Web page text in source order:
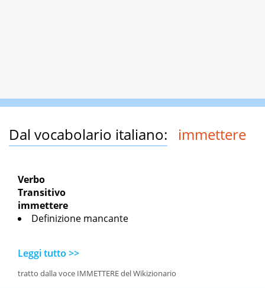
Dal vocabolario italiano: immettere
Verbo
Transitivo
immettere
Definizione mancante
Leggi tutto >>
tratto dalla voce IMMETTERE del Wikizionario